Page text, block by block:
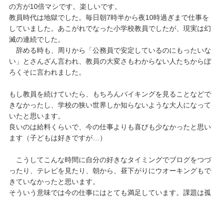
の方が10倍マシです。楽しいです。
教員時代は地獄でした。毎日朝7時半から夜10時過ぎまで仕事を
していました。あこがれでなった小学校教員でしたが、現実は幻
滅の連続でした。
辞める時も、周りから「公務員で安定しているのにもったいな
い」とさんざん言われ、教員の大変さもわからない人たちからぼ
ろくそに言われました。
もし教員を続けていたら、もちろんバイキングを見ることなどで
きなかったし、学校の狭い世界しか知らないような大人になって
いたと思います。
良いのは給料くらいで、今の仕事よりも喜びも少なかったと思い
ます（子どもは好きですが…）
こうしてこんな時間に自分の好きなタイミングでブログをつづ
ったり、テレビを見たり、朝から、昼下がりにウオーキングもで
きていなかったと思います。
そういう意味では今の仕事にはとても満足しています。課題は孤